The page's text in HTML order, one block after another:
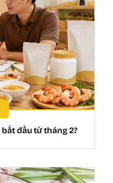
đầu từ tháng 2?